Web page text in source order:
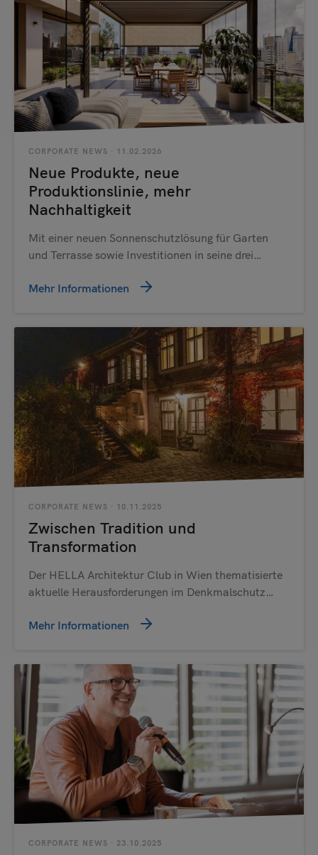
CORPORATE NEWS · 11.02.2026
Neue Produkte, neue
Produktionslinie, mehr
Nachhaltigkeit
Mit einer neuen Sonnenschutzlösung für Garten
und Terrasse sowie Investitionen in seine drei…
Mehr Informationen
CORPORATE NEWS · 10.11.2025
Zwischen Tradition und
Transformation
Der HELLA Architektur Club in Wien thematisierte
aktuelle Herausforderungen im Denkmalschutz…
Mehr Informationen
CORPORATE NEWS · 23.10.2025